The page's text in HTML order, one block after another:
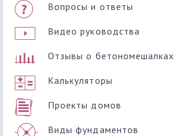
Вопросы и ответы
Видео руководства
Отзывы о бетономешалках
Калькуляторы
Проекты домов
Виды фундаментов